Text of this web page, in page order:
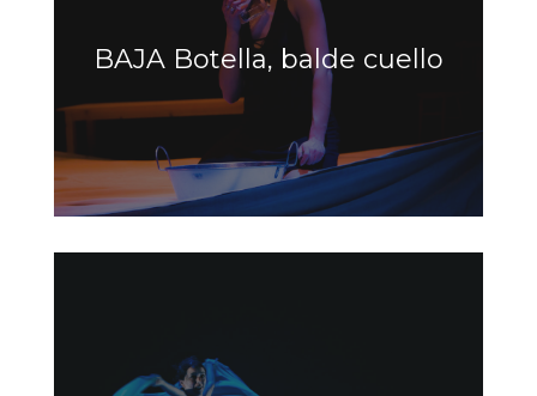
BAJA Botella, balde cuello